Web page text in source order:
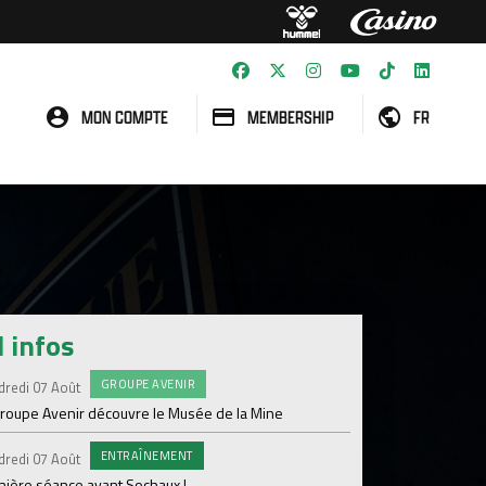
MON COMPTE MEMBERSHIP FR
infos
07 Août GROUPE AVENIR
Avenir découvre le Musée de la Mine
07 Août ENTRAÎNEMENT